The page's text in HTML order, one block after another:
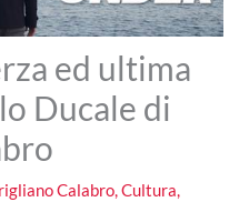
ed ultima
Ducale di
Calabro,Cultura,